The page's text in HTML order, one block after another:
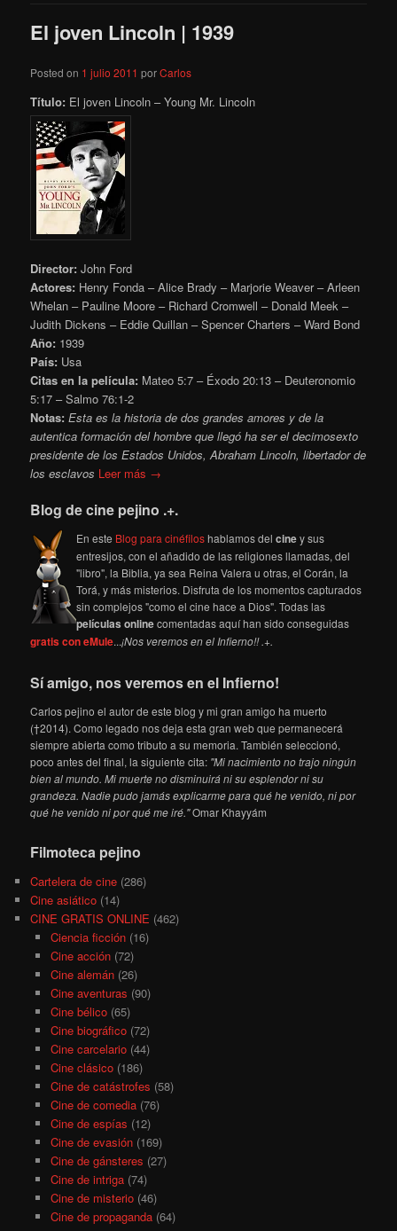
El joven Lincoln | 1939
Posted on 1 julio 2011 porCarlos
Título: El joven Lincoln – Young Mr. Lincoln
Director: John Ford
Actores: Henry Fonda – Alice Brady – Marjorie Weaver – Arleen
Whelan – Pauline Moore – Richard Cromwell – Donald Meek –
Judith Dickens – Eddie Quillan – Spencer Charters – Ward Bond
Año: 1939
País: Usa
Citas en la película: Mateo 5:7 – Éxodo 20:13 – Deuteronomio
5:17 – Salmo 76:1-2
Notas:Esta es la historia de dos grandes amores y de la
autentica formación del hombre que llegó ha ser el decimosexto
presidente de los Estados Unidos, Abraham Lincoln, libertador de
los esclavos Leer más →
Blog de cine pejino .+.
En este Blog para cinéfiloshablamos delciney sus
entresijos, con el añadido de las religiones llamadas, del
"libro", la Biblia, ya sea Reina Valera u otras, el Corán, la
Torá, y más misterios. Disfruta de los momentos capturados
sin complejos "como el cine hace a Dios". Todas las
películas onlinecomentadas aquí han sido conseguidas
gratis con eMule...¡Nos veremos en el Infierno!! .+.
Sí amigo, nos veremos en el Infierno!
Carlos pejino el autor de este blog y mi gran amigo ha muerto
(†2014). Como legado nos deja esta gran web que permanecerá
siempre abierta como tributo a su memoria. También seleccionó,
poco antes del final, la siguiente cita: "Mi nacimiento no trajo ningún
bien al mundo. Mi muerte no disminuirá ni su esplendor ni su
grandeza. Nadie pudo jamás explicarme para qué he venido, ni por
qué he venido ni por qué me iré."Omar Khayyám
Filmoteca pejino
Cartelera de cine (286)
Cine asiático (14)
CINE GRATIS ONLINE (462)
Ciencia ficción(16)
Cine acción(72)
Cine alemán(26)
Cine aventuras (90)
Cine bélico(65)
Cine biográfico(72)
Cine carcelario(44)
Cine clásico(186)
Cine de catástrofes (58)
Cine de comedia(76)
Cine de espías (12)
Cine de evasión(169)
Cine de gánsteres (27)
Cine de intriga(74)
Cine de misterio(46)
Cine de propaganda(64)